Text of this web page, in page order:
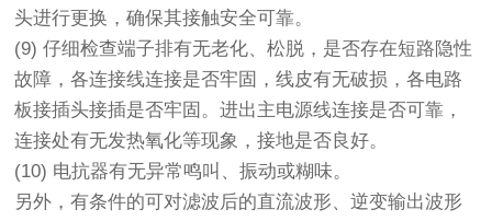
头进行更换，确保其接触安全可靠。
(9) 仔细检查端子排有无老化、松脱，是否存在短路隐性
故障，各连接线连接是否牢固，线皮有无破损，各电路
板接插头接插是否牢固。进出主电源线连接是否可靠，
连接处有无发热氧化等现象，接地是否良好。
(10) 电抗器有无异常鸣叫、振动或糊味。
另外，有条件的可对滤波后的直流波形、逆变输出波形